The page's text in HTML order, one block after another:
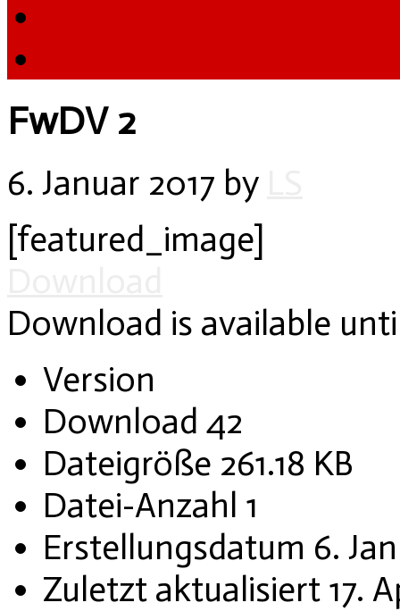
FwDV 2
6. Januar 2017 by
[featured_image]
Download is available
Version
Download 42
Dateigröße 261.18 KB
Datei-Anzahl 1
Erstellungsdatum 6.
Zuletzt aktualisiert 17.